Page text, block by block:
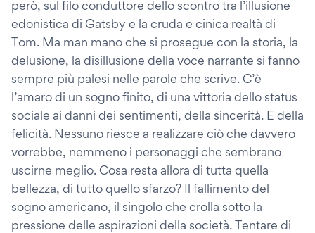
però, sul filo conduttore dello scontro tra l’illusione
edonistica di Gatsby e la cruda e cinica realtà di
Tom. Ma man mano che si prosegue con la storia, la
delusione, la disillusione della voce narrante si fanno
sempre più palesi nelle parole che scrive. C’è
l’amaro di un sogno finito, di una vittoria dello status
sociale ai danni dei sentimenti, della sincerità. E della
felicità. Nessuno riesce a realizzare ciò che davvero
vorrebbe, nemmeno i personaggi che sembrano
uscirne meglio. Cosa resta allora di tutta quella
bellezza, di tutto quello sfarzo? Il fallimento del
sogno americano, il singolo che crolla sotto la
pressione delle aspirazioni della società. Tentare di